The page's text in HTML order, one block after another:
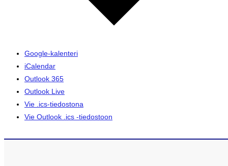
Google-kalenteri
iCalendar
Outlook 365
Outlook Live
Vie .ics-tiedostona
Vie Outlook .ics -tiedostoon